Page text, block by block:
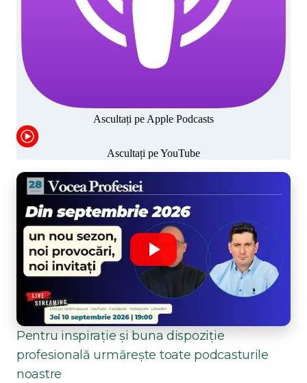
Pentru inspirație și buna dispoziție
profesională urmărește toate podcasturile
noastre